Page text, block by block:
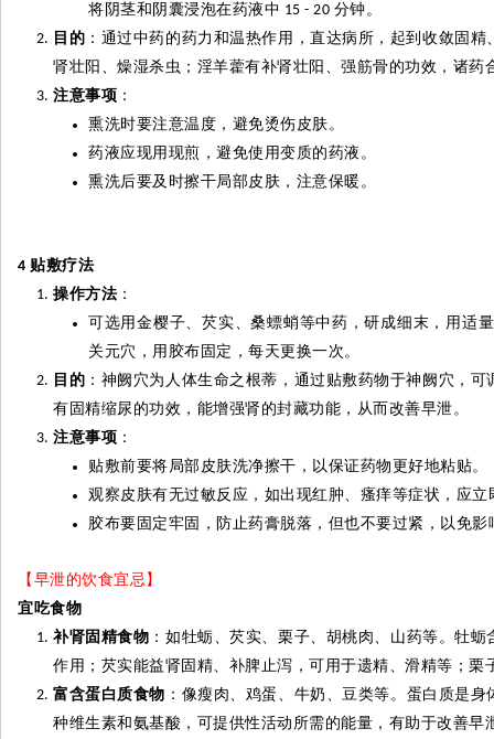
将阴茎和阴囊浸泡在药液中 15 - 20 分钟。
目的 ：通过中药的药力和温热作用，直达病所，起到收敛固
肾壮阳、燥湿杀虫；淫羊藿有补肾壮阳、强筋骨的功效，诸药
注意事项 ：
熏洗时要注意温度，避免烫伤皮肤。
药液应现用现煎，避免使用变质的药液。
熏洗后要及时擦干局部皮肤，注意保暖。
4 贴敷疗法
操作方法 ：
可选用金樱子、芡实、桑螵蛸等中药，研成细末，用适
关元穴，用胶布固定，每天更换一次。
目的 ：神阙穴为人体生命之根蒂，通过贴敷药物于神阙穴，
有固精缩尿的功效，能增强肾的封藏功能，从而改善早泄。
注意事项 ：
贴敷前要将局部皮肤洗净擦干，以保证药物更好地粘贴。
观察皮肤有无过敏反应，如出现红肿、瘙痒等症状，应
胶布要固定牢固，防止药膏脱落，但也不要过紧，以免影
【早泄的饮食宜忌】
宜吃食物
补肾固精食物 ：如牡蛎、芡实、栗子、胡桃肉、山药等。牡
作用；芡实能益肾固精、补脾止泻，可用于遗精、滑精等；
富含蛋白质食物 ：像瘦肉、鸡蛋、牛奶、豆类等。蛋白质是
种维生素和氨基酸，可提供性活动所需的能量，有助于改善早